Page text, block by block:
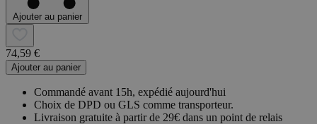
Ajouter au panier
74,59 €
Ajouter au panier
Commandé avant 15h, expédié aujourd'hui
Choix de DPD ou GLS comme transporteur.
Livraison gratuite à partir de 29€ dans un point de relais